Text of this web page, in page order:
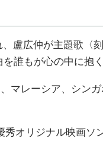
盧広仲が主題歌〈
誰もが心の中に抱
マレーシア、シン
オリジナル映画ソ